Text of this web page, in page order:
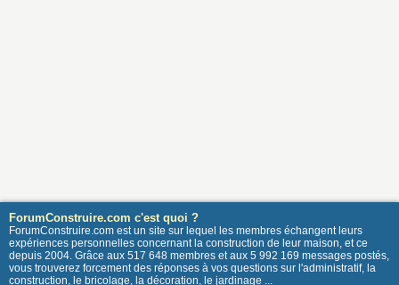
ForumConstruire.com c'est quoi ?
ForumConstruire.com est un site sur lequel les membres échangent leurs
expériences personnelles concernant la construction de leur maison, et ce
depuis 2004. Grâce aux 517 648 membres et aux 5 992 169 messages postés,
vous trouverez forcement des réponses à vos questions sur l'administratif, la
construction, le bricolage, la décoration, le jardinage ...